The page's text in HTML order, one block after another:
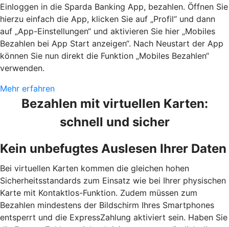
Einloggen in die Sparda Banking App, bezahlen. Öffnen Sie
hierzu einfach die App, klicken Sie auf „Profil“ und dann
auf „App-Einstellungen“ und aktivieren Sie hier „Mobiles
Bezahlen bei App Start anzeigen“. Nach Neustart der App
können Sie nun direkt die Funktion „Mobiles Bezahlen“
verwenden.
Mehr erfahren
Bezahlen mit virtuellen Karten:
schnell und sicher
Kein unbefugtes Auslesen Ihrer Daten
Bei virtuellen Karten kommen die gleichen hohen
Sicherheitsstandards zum Einsatz wie bei Ihrer physischen
Karte mit Kontaktlos-Funktion. Zudem müssen zum
Bezahlen mindestens der Bildschirm Ihres Smartphones
entsperrt und die ExpressZahlung aktiviert sein. Haben Sie